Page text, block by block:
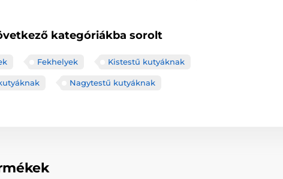
kategóriákba sorolt
Fekhelyek Kistestű kutyáknak
Nagytestű kutyáknak